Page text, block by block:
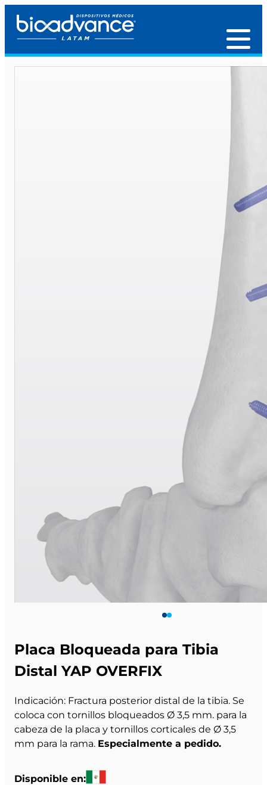
Placa Bloqueada para Tibia
Distal YAP OVERFIX
Indicación: Fractura posterior distal de la tibia. Se
coloca con tornillos bloqueados Ø 3,5 mm. para la
cabeza de la placa y tornillos corticales de Ø 3,5
mm para la rama. Especialmente a pedido.
Disponible en: